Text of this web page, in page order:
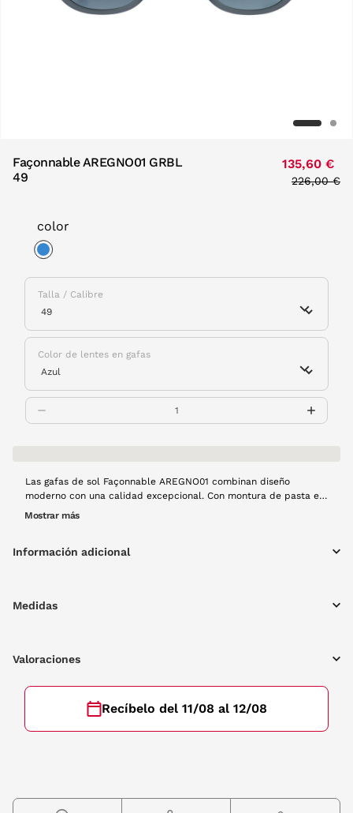
Façonnable AREGNO01 GRBL
49
135,60 €
Price
226,00 €
color
Talla / Calibre
Color de lentes en gafas
Las gafas de sol Façonnable AREGNO01 combinan diseño
moderno con una calidad excepcional. Con montura de pasta en
color azul, aportan un toque sofisticado y versátil que se adapta
diseño, sino también por su comodidad y durabilidad, siendo
Mostrar más
Información adicional
Medidas
Valoraciones
Recíbelo del 11/08 al 12/08